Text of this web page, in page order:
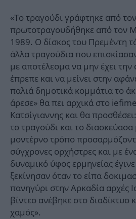
«Το τραγούδι γράφτηκε από
πρωτοτραγουδήθηκε από τον
1989. Ο δίσκος του Πρεμέντη
άλλα τραγούδια που
με αποτέλεσμα να μην έχει
έπρεπε και να μείνει στην
παλιά δημοτικά κομμάτια το
άρεσε» θα πει αρχικά στο
Κατσίγιαννης και θα
το τραγούδι και το διασκεύασα
μοντέρνο τρόπο
σύγχρονες ορχήστρες και με
δυναμικό ύφος ερμηνείας
ξεκίνησαν όταν το είπα
πανηγύρι στην Αρκαδία αρχές
βίντεο ανέβηκε στο διαδίκτυο
χαμός».